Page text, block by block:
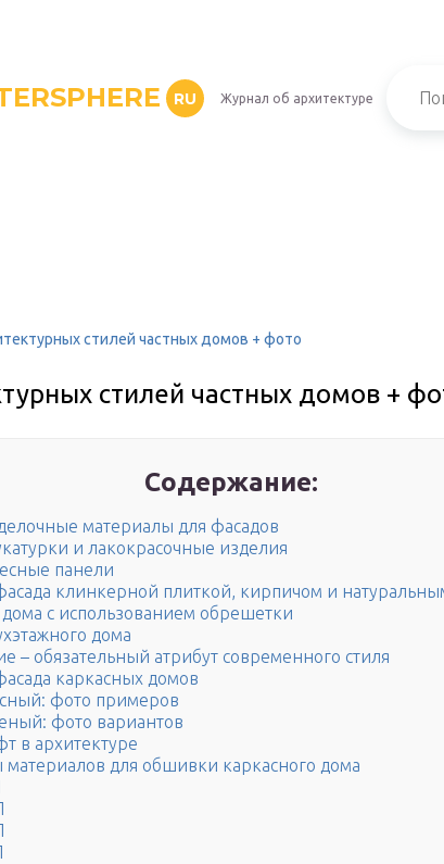
RU Журнал об архитектуре
стилей частных домов + фото
стилей частных домов +
Содержание:
материалы для фасадов
и лакокрасочные изделия
панели
клинкерной плиткой, кирпичом и
с использованием обрешетки
дома
– обязательный атрибут современного стиля
каркасных домов
фото примеров
фото вариантов
в архитектуре
материалов для обшивки каркасного дома